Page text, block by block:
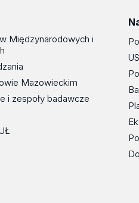
Międzynarodowych i
Mazowieckim
i zespoły badawcze